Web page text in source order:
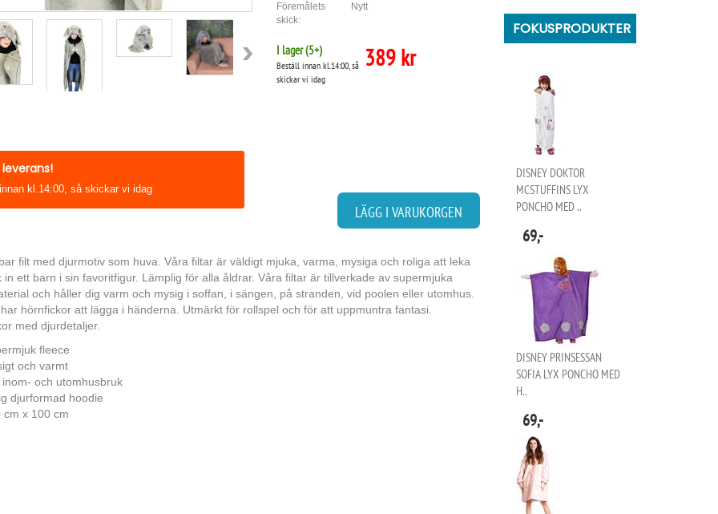
kl.14:00, så skickar vi idag
Föremålets
skick:
Nytt
I lager (5+)
Beställ innan kl.14:00, så
skickar vi idag
389 kr
LÄGG I VARUKORGEN
filt med djurmotiv som huva. Våra filtar är väldigt mjuka, varma, mysiga och roliga att leka
in ett barn i sin favoritfigur. Lämplig för alla åldrar. Våra filtar är tillverkade av supermjuka
och håller dig varm och mysig i soffan, i sängen, på stranden, vid poolen eller utomhus.
hörnfickor att lägga i händerna. Utmärkt för rollspel och för att uppmuntra fantasi.
med djurdetaljer.
fleece
och varmt
inom- och utomhusbruk
djurformad hoodie
cm x 100 cm
FOKUSPRODUKTER
DISNEY DOKTOR
MCSTUFFINS LYX
PONCHO MED ..
69,-
DISNEY PRINSESSAN
SOFIA LYX PONCHO MED
H..
69,-